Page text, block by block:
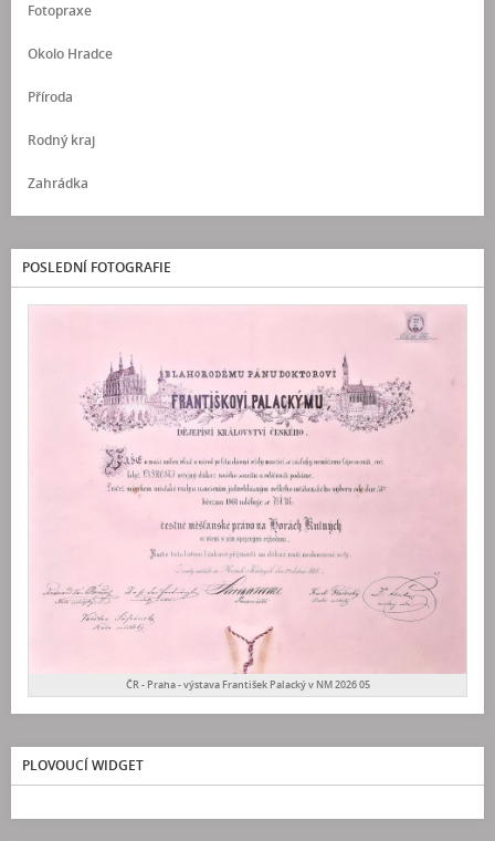
Fotopraxe
Okolo Hradce
Příroda
Rodný kraj
Zahrádka
POSLEDNÍ FOTOGRAFIE
ČR - Praha - výstava František Palacký v NM 2026 05
PLOVOUCÍ WIDGET